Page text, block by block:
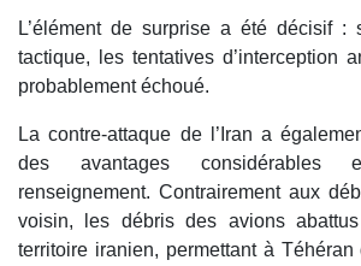
L’élément de surprise a été décisif :
tactique, les tentatives d’interception
probablement échoué.
La contre-attaque de l’Iran a
des avantages
renseignement. Contrairement aux
voisin, les débris des avions
territoire iranien, permettant à